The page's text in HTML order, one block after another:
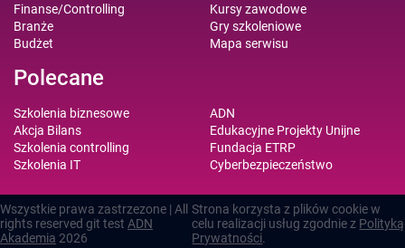
Finanse/Controlling
Branże
Budżet
Kursy zawodowe
Gry szkoleniowe
Mapa serwisu
Polecane
Szkolenia biznesowe
Akcja Bilans
Szkolenia controlling
Szkolenia IT
ADN
Edukacyjne Projekty Unijne
Fundacja ETRP
Cyberbezpieczeństwo
Wszystkie prawa zastrzezone | All
rights reserved git test ADN
Akademia 2026
Strona korzysta z plików cookie w
celu realizacji usług zgodnie z Polityką
Prywatności.